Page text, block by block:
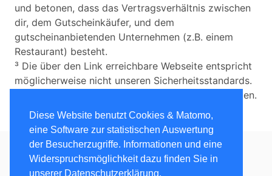
Diese Website benutzt Cookies & Matomo,
eine Software zur statistischen Auswertung
der Besucherzugriffe. Informationen und eine
Widerspruchsmöglichkeit dazu finden Sie in
unserer Datenschutzerklärung.
und betonen, dass das Vertragsverhältnis zwischen
dir, dem Gutscheinkäufer, und dem
gutscheinanbietenden Unternehmen (z.B. einem
Restaurant) besteht.
³ Die über den Link erreichbare Webseite entspricht
möglicherweise nicht unseren Sicherheitsstandards.
Wir übernehmen keine Haftung für etwaige Schäden.
Kopf über Wasser